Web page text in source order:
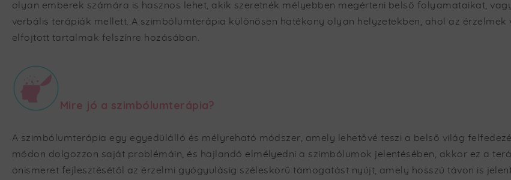
olyan emberek számára is hasznos lehet, akik szeretnék mélyebben megérteni belső folyamataikat,
verbális terápiák mellett. A szimbólumterápia különösen hatékony olyan helyzetekben, ahol az
elfojtott tartalmak felszínre hozásában.
Mire jó a szimbólumterápia?
A szimbólumterápia egy egyedülálló és mélyreható módszer, amely lehetővé teszi a belső világ
módon dolgozzon saját problémáin, és hajlandó elmélyedni a szimbólumok jelentésében, akkor ez a
önismeret fejlesztésétől az érzelmi gyógyulásig széleskörű támogatást nyújt, amely hosszú távon is